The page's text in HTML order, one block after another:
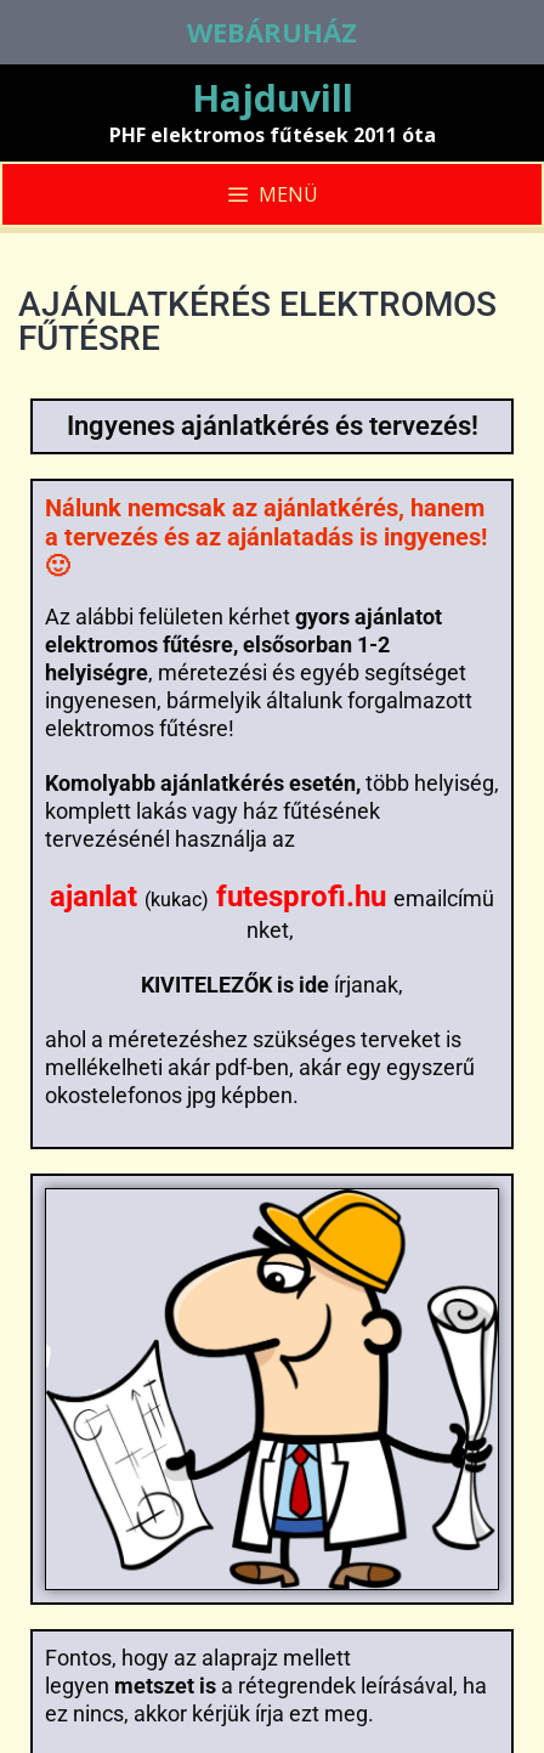
WEBÁRUHÁZ
Hajduvill
PHF elektromos fűtések 2011 óta
MENÜ
AJÁNLATKÉRÉS ELEKTROMOS
FŰTÉSRE
Ingyenes ajánlatkérés és tervezés!
Nálunk nemcsak az ajánlatkérés, hanem
a tervezés és az ajánlatadás is ingyenes!
🙂
Az alábbi felületen kérhetgyors ajánlatot
elektromos fűtésre, elsősorban 1-2
helyiségre, méretezési és egyéb segítséget
ingyenesen, bármelyik általunk forgalmazott
elektromos fűtésre!
Komolyabb ajánlatkérés esetén,több helyiség,
komplett lakás vagy ház fűtésének
tervezésénél használja az
ajanlat (kukac) futesprofi.hu emailcímü
nket,
KIVITELEZŐK is ide írjanak,
ahol a méretezéshez szükséges terveket is
mellékelheti akár pdf-ben, akár egy egyszerű
okostelefonos jpg képben.
Fontos, hogy az alaprajz mellett
legyen metszet is a rétegrendek leírásával, ha
ez nincs, akkor kérjük írja ezt meg.